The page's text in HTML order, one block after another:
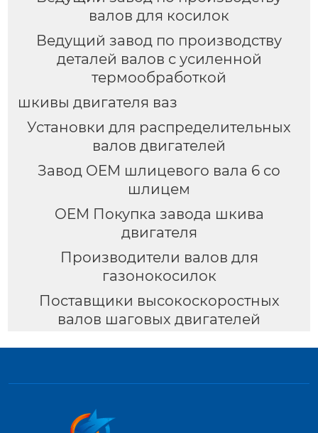
валов для косилок
Ведущий завод по производству
деталей валов с усиленной
термообработкой
шкивы двигателя ваз
Установки для распределительных
валов двигателей
Завод OEM шлицевого вала 6 со
шлицем
OEM Покупка завода шкива
двигателя
Производители валов для
газонокосилок
Поставщики высокоскоростных
валов шаговых двигателей